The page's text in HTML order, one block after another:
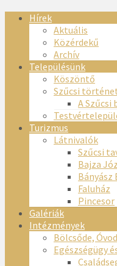
Hírek
Aktuális
Közérdekű
Archív
Településünk
Köszöntő
Szűcsi
A
Turizmus
Látnivalók
Szűcsi
Bajza
Bányász
Faluház
Pincesor
Galériák
Intézmények
Bölcsőde,
Egészségügy